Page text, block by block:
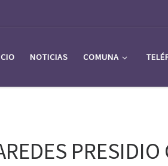
NOTICIAS COMUNA